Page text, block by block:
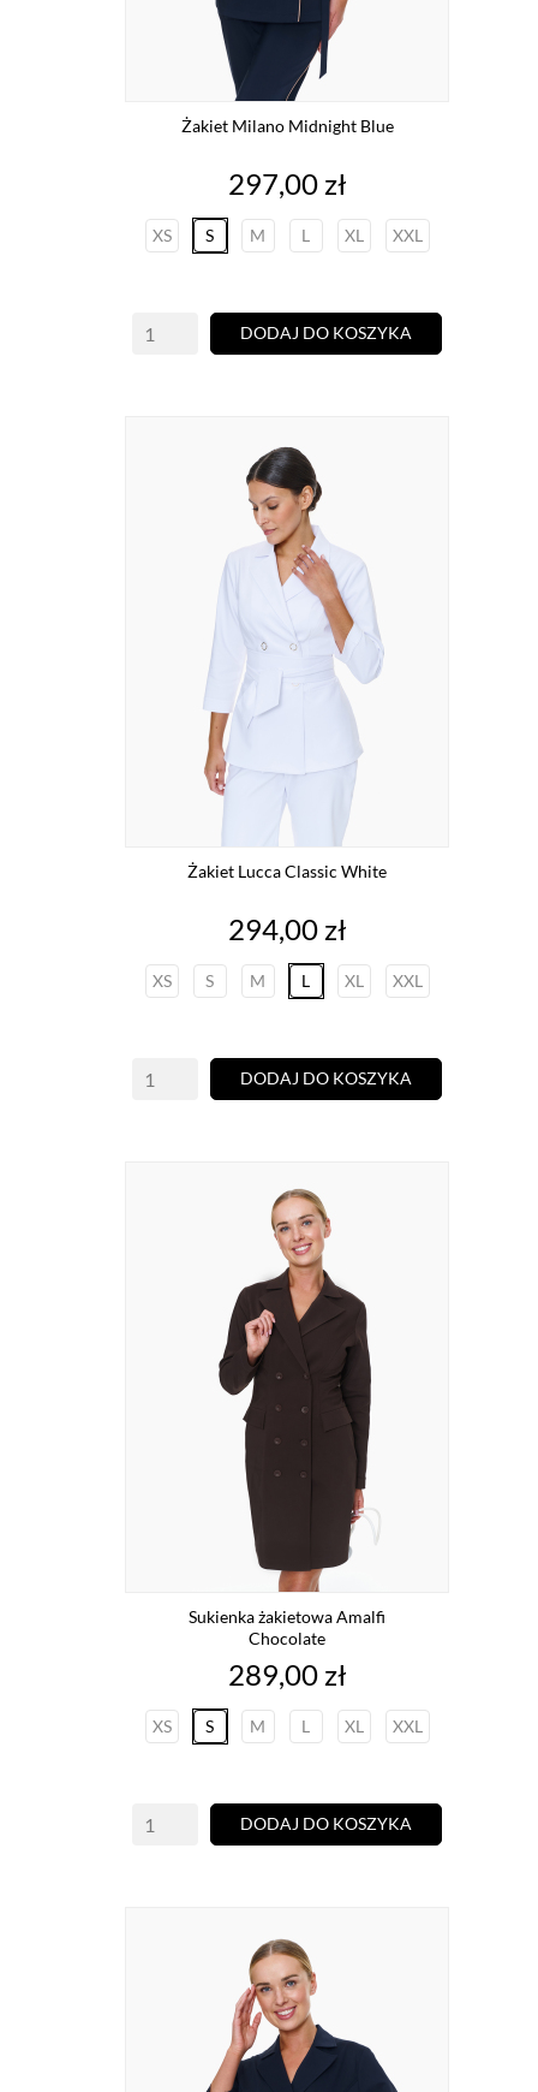
Żakiet Milano Midnight Blue
Cena
297,00 zł
XS S M L XL XXL
DODAJ DO KOSZYKA
Żakiet Lucca Classic White
Cena
294,00 zł
XS S M L XL XXL
DODAJ DO KOSZYKA
Sukienka żakietowa Amalfi
Chocolate
Cena
289,00 zł
XS S M L XL XXL
DODAJ DO KOSZYKA